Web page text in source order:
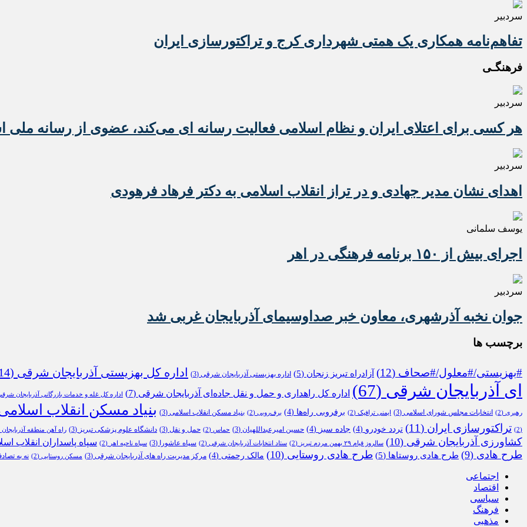
سردبیر
تفاهم‌نامه همکاری یک همتی شهرداری کرج و تراکتورسازی ایران
فرهنگـی
سردبیر
هر کسی برای اعتلای ایران و نظام اسلامی فعالیت رسانه ای می‌کند، عضوی از رسانه
سردبیر
اهدای نشان مدیر جهادی و در تراز انقلاب اسلامی به دکتر فرهاد فرهودی
یوسف سلمانی
اجرای بیش از ۱۵۰ برنامه فرهنگی در اهر
سردبیر
جوان نخبه آذرشهری، معاون خبر صداوسیمای آذربایجان غربی شد
برچسب ها
#بهزیستی/#معلول/#صحاف (12) آزادراه تبریز زنجان (5) اداره بهزیستی آذربایجان شرقی (3) اداره کل بهزیستی آذربایجان شرقی (14)
ای آذربایجان شرقی (67) اداره کل راهداری و حمل و نقل جاده‌ای آذربایجان شرقی (7) اداره کل غله و خدمات بازرگانی آذربایجان
رهبری (2) انتخابات مجلس شورای اسلامی (3) ایمنی ترافیک (2) برفروبی راه‌ها (4) برف‌روبی (2) بنیاد مسکن انقلاب اسلامی (3) بنیاد مسکن انقلاب
(2) تراکتورسازی ایران (11) تردد خودرو (4) جاده سبز (4) حسین امیرعبداللهیان (3) حماس (2) حمل و نقل (3) دانشگاه علوم پزشکی تبریز (3) راه آهن منطقه آذربایجان
کشاورزی آذربایجان شرقی (10) سالروز قیام ۲۹ بهمن مردم تبریز (2) ستاد انتخابات آذربایجان شرقی (2) سپاه عاشورا (3) سپاه ناحیه اهر (2) سپاه پاسداران انقلاب
طرح هادی (9) طرح هادی روستاها (5) طرح هادی روستایی (10) مالک رحمتی (4) مرکز مدیریت راه های آذربایجان شرقی (3) مسکن روستایی (2) نه به
اجتماعی
اقتصاد
سیاسی
فرهنگ
مذهبی